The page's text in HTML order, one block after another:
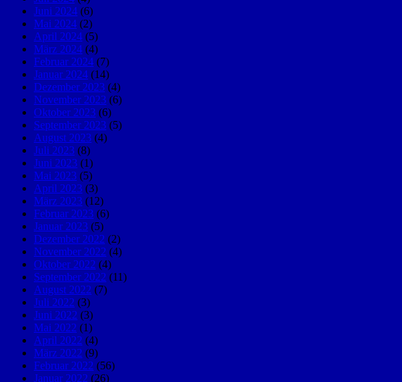
Juni 2024 (6)
Mai 2024 (2)
April 2024 (5)
März 2024 (4)
Februar 2024 (7)
Januar 2024 (14)
Dezember 2023 (4)
November 2023 (6)
Oktober 2023 (6)
September 2023 (5)
August 2023 (4)
Juli 2023 (8)
Juni 2023 (1)
Mai 2023 (5)
April 2023 (3)
März 2023 (12)
Februar 2023 (6)
Januar 2023 (5)
Dezember 2022 (2)
November 2022 (4)
Oktober 2022 (4)
September 2022 (11)
August 2022 (7)
Juli 2022 (3)
Juni 2022 (3)
Mai 2022 (1)
April 2022 (4)
März 2022 (9)
Februar 2022 (56)
Januar 2022 (26)